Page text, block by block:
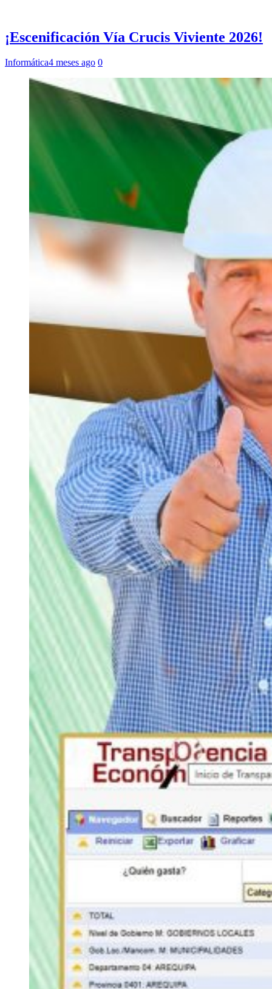
¡Escenificación Vía Crucis Viviente 2026!
Informática4 meses ago 0